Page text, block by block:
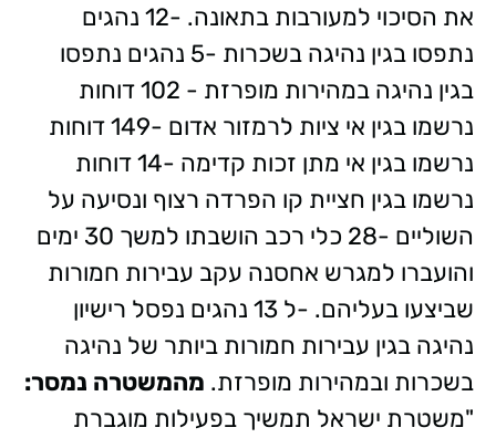
את הסיכוי למעורבות בתאונה. -12 נהגים
נתפסו בגין נהיגה בשכרות -5 נהגים נתפסו
בגין נהיגה במהירות מופרזת - 102 דוחות
נרשמו בגין אי ציות לרמזור אדום -149 דוחות
נרשמו בגין אי מתן זכות קדימה -14 דוחות
נרשמו בגין חציית קו הפרדה רצוף ונסיעה על
השוליים -28 כלי רכב הושבתו למשך 30 ימים
והועברו למגרש אחסנה עקב עבירות חמורות
שביצעו בעליהם. -ל 13 נהגים נפסל רישיון
נהיגה בגין עבירות חמורות ביותר של נהיגה
בשכרות ובמהירות מופרזת. מהמשטרה נמסר:
"משטרת ישראל תמשיך בפעילות מוגברת